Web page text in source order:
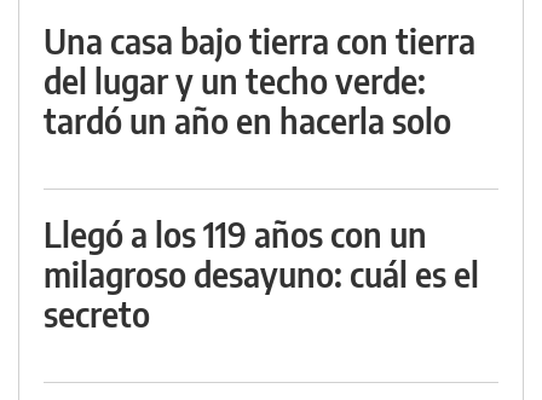
Una casa bajo tierra con tierra
del lugar y un techo verde:
tardó un año en hacerla solo
Llegó a los 119 años con un
milagroso desayuno: cuál es el
secreto